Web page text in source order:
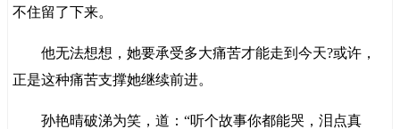
不住留了下来。
他无法想想，她要承受多大痛苦才能走到今天?或许，
正是这种痛苦支撑她继续前进。
孙艳晴破涕为笑，道：“听个故事你都能哭，泪点真